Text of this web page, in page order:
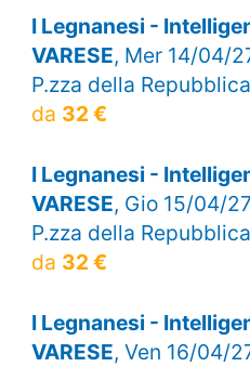
I Legnanesi -
VARESE, Mer 14/04/
P.zza della Repubblica
da 32 €
I Legnanesi -
VARESE, Gio 15/04/
P.zza della Repubblica
da 32 €
I Legnanesi -
VARESE, Ven 16/04/